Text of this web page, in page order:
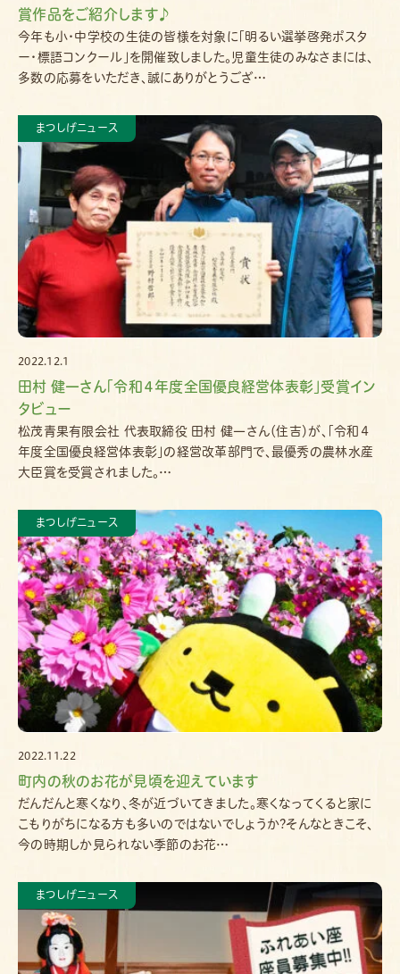
賞作品をご紹介します♪
今年も小・中学校の生徒の皆様を対象に「明るい選挙啓発ポスタ
ー・標語コンクール」を開催致しました。児童生徒のみなさまには、
多数の応募をいただき、誠にありがとうござ…
まつしげニュース
2022.12.1
田村 健一さん「令和４年度全国優良経営体表彰」受賞イン
タビュー
松茂青果有限会社 代表取締役 田村 健一さん（住吉）が、「令和４
年度全国優良経営体表彰」の経営改革部門で、最優秀の農林水産
大臣賞を受賞されました。…
まつしげニュース
2022.11.22
町内の秋のお花が見頃を迎えています
だんだんと寒くなり、冬が近づいてきました。寒くなってくると家に
こもりがちになる方も多いのではないでしょうか?そんなときこそ、
今の時期しか見られない季節のお花…
まつしげニュース